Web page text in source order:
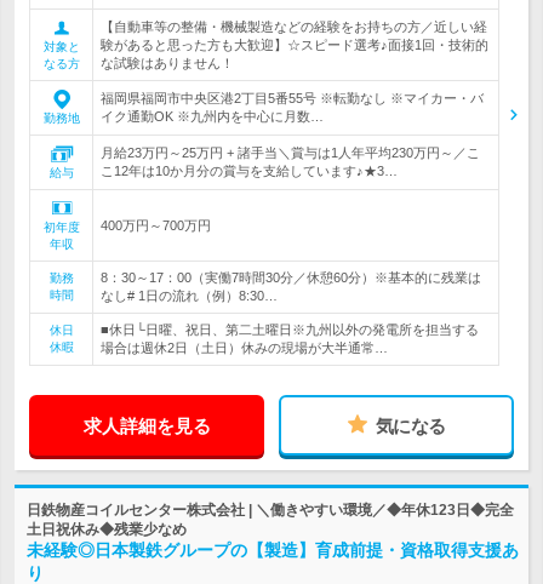
対象と
なる方
【自動車等の整備・機械製造などの経験をお持ちの方／近しい経
験があると思った方も大歓迎】☆スピード選考♪面接1回・技術的
な試験はありません！
勤務地
福岡県福岡市中央区港2丁目5番55号 ※転勤なし ※マイカー・バ
イク通勤OK ※九州内を中心に月数…
給与
月給23万円～25万円 + 諸手当＼賞与は1人年平均230万円～／こ
こ12年は10か月分の賞与を支給しています♪★3…
初年度
年収
400万円～700万円
勤務
時間
8：30～17：00（実働7時間30分／休憩60分）※基本的に残業は
なし# 1日の流れ（例）8:30…
休日
休暇
■休日└日曜、祝日、第二土曜日※九州以外の発電所を担当する
場合は週休2日（土日）休みの現場が大半通常…
求人詳細を見る 気になる
日鉄物産コイルセンター株式会社 | ＼働きやすい環境／◆年休123日◆完全
土日祝休み◆残業少なめ
未経験◎日本製鉄グループの【製造】育成前提・資格取得支援あ
り